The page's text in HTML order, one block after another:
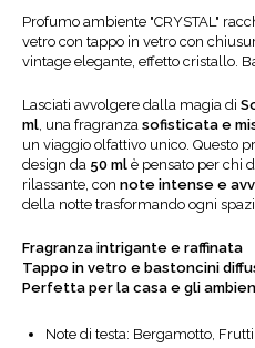
Profumo ambiente "CRYSTAL"
vetro con tappo in vetro con
vintage elegante, effetto cristallo.
Lasciati avvolgere dalla magia di
ml , una fragranza sofisticata e
un viaggio olfattivo unico. Questo
design da 50 ml è pensato per chi
rilassante, con note intense e
della notte trasformando ogni
Fragranza intrigante e raffinata
Tappo in vetro e bastoncini
Perfetta per la casa e gli
Note di testa: Bergamotto,